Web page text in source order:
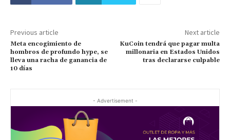
Previous article
Meta encogimiento de
hombros de profundo hype, se
lleva una racha de ganancia de
10 días
Next article
KuCoin tendrá que pagar multa
millonaria en Estados Unidos
tras declararse culpable
- Advertisement -